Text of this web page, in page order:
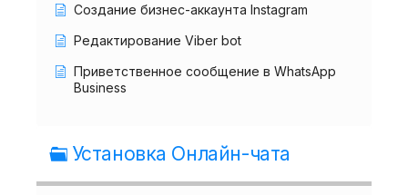
Создание бизнес-аккаунта Instagram
Редактирование Viber bot
Приветственное сообщение в WhatsApp
Business
Установка Онлайн-чата